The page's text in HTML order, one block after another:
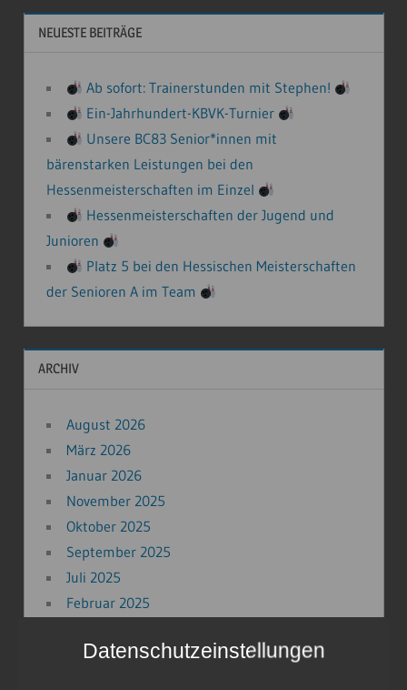
NEUESTE BEITRÄGE
Ab sofort: Trainerstunden mit Stephen!
Ein-Jahrhundert-KBVK-Turnier
Unsere BC83 Senior*innen mit
bärenstarken Leistungen bei den
Hessenmeisterschaften im Einzel
Hessenmeisterschaften der Jugend und
Junioren
Platz 5 bei den Hessischen Meisterschaften
der Senioren A im Team
ARCHIV
August 2026
März 2026
Januar 2026
November 2025
Oktober 2025
September 2025
Juli 2025
Februar 2025
Dezember 2024
Datenschutzeinstellungen